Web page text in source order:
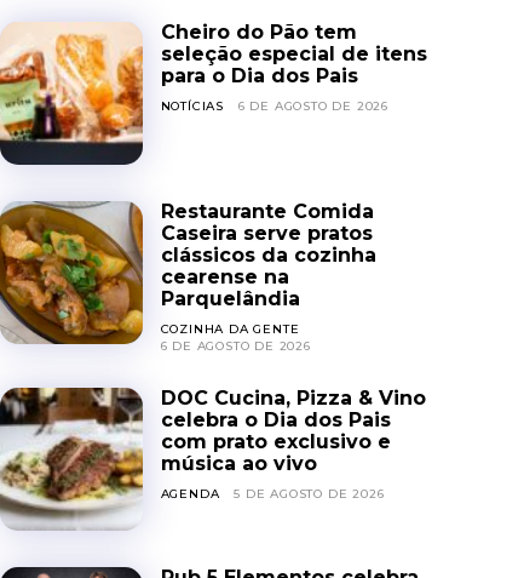
Cheiro do Pão tem
seleção especial de itens
para o Dia dos Pais
NOTÍCIAS 6 DE AGOSTO DE 2026
Restaurante Comida
Caseira serve pratos
clássicos da cozinha
cearense na
Parquelândia
COZINHA DA GENTE
6 DE AGOSTO DE 2026
DOC Cucina, Pizza & Vino
celebra o Dia dos Pais
com prato exclusivo e
música ao vivo
AGENDA 5 DE AGOSTO DE 2026